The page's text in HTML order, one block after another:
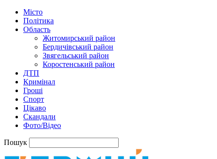
Місто
Політика
Область
Житомирський район
Бердичівський район
Звягельський район
Коростенський район
ДТП
Кримінал
Гроші
Спорт
Цікаво
Скандали
Фото/Відео
Пошук